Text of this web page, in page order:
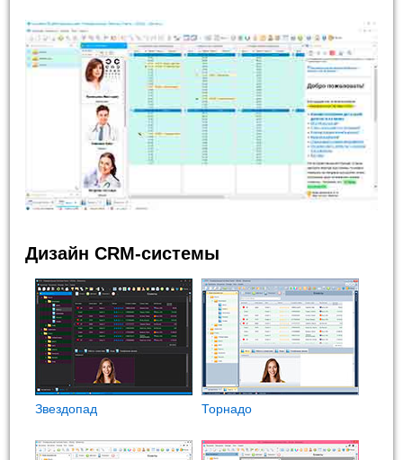
Дизайн CRM-системы
Звездопад Торнадо